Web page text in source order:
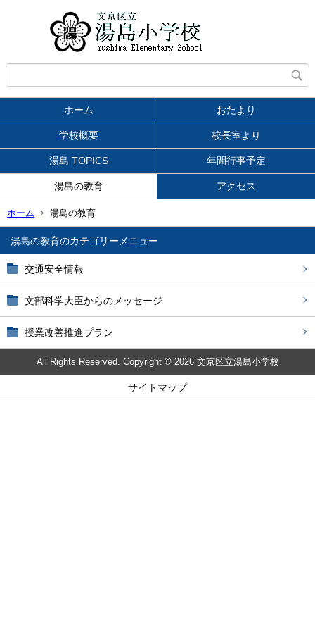
ホーム おたより
学校概要 校長室より
湯島 TOPICS 年間行事予定
湯島の教育 アクセス
ホーム 湯島の教育
湯島の教育
交通安全情報
文部科学大臣からのメッセージ
授業改善推進プラン
All Rights Reserved. Copyright © 2026 文京区立湯島小学校
サイトマップ